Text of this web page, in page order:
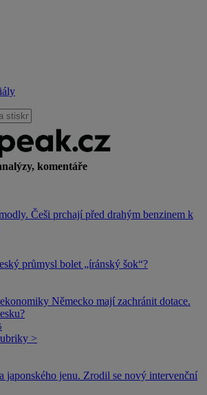
komentáře
Češi prchají před drahým benzinem k
průmysl bolet „íránský šok“?
Německo mají zachránit dotace.
>
japonského jenu. Zrodil se nový intervenční